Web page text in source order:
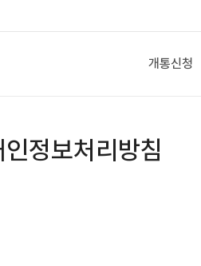
개통신청
인정보처리방침